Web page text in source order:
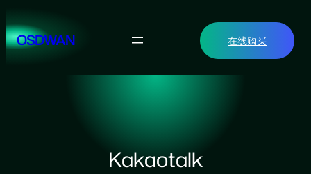
至
内OSDWAN 在线购买
Kakaotalk